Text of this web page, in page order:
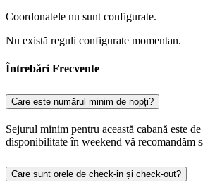
Coordonatele nu sunt configurate.
Nu există reguli configurate momentan.
Întrebări Frecvente
Care este numărul minim de nopți?
Sejurul minim pentru această cabană este de
disponibilitate în weekend vă recomandăm
Care sunt orele de check-in și check-out?